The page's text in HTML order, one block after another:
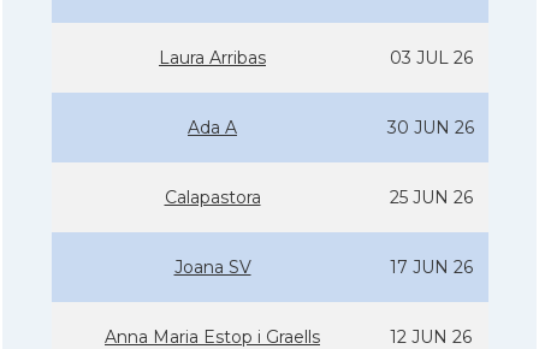
Laura Arribas 03 JUL 26
Ada A 30 JUN 26
Calapastora 25 JUN 26
Joana SV 17 JUN 26
Anna Maria Estop i Graells 12 JUN 26